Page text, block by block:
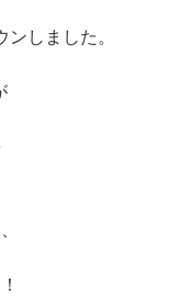
しました。